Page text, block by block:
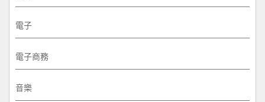
電子
電子商務
音樂